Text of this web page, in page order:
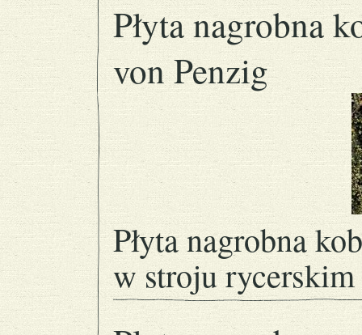
Płyta nagrobna
von Penzig
Płyta nagrobna
w stroju